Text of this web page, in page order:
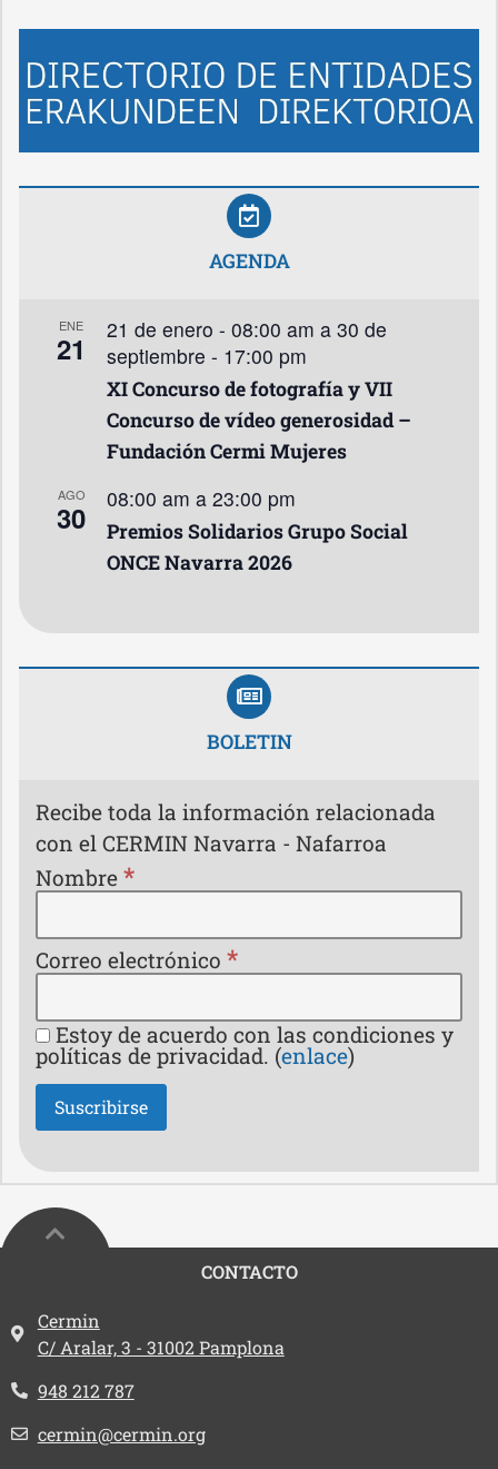
AGENDA
ENE
21
21 de enero - 08:00 am a 30 de
septiembre - 17:00 pm
XI Concurso de fotografía y VII
Concurso de vídeo generosidad –
Fundación Cermi Mujeres
AGO
30
08:00 am a 23:00 pm
Premios Solidarios Grupo Social
ONCE Navarra 2026
BOLETIN
Recibe toda la información relacionada
con el CERMIN Navarra - Nafarroa
Nombre *
Correo electrónico *
Estoy de acuerdo con las condiciones y
políticas de privacidad. (enlace)
CONTACTO
Dirección:
Cermin
C/ Aralar, 3 - 31002 Pamplona
Teléfono:
948 212 787
Email:
cermin@cermin.org